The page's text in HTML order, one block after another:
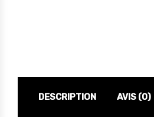
DESCRIPTION AVIS (0)